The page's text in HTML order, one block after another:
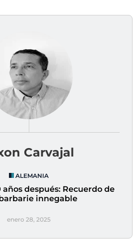
Carvajal
ALEMANIA
después: Recuerdo de
innegable
enero 28, 2025